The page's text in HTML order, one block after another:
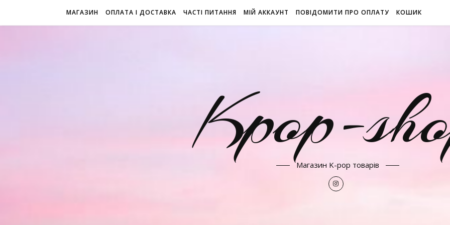
МАГАЗИН ОПЛАТА І ДОСТАВКА ЧАСТІ ПИТАННЯ МІЙ АККАУНТ ПОВІДОМИТИ ПРО ОПЛАТУ КОШИК
Kpop-
Магазин K-pop товарів